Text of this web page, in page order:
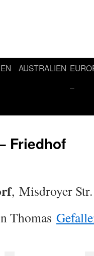
AUSTRALIEN
–
Friedhof
, Misdroyer
Thomas